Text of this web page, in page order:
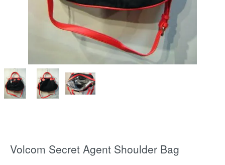
Volcom Secret Agent Shoulder Bag